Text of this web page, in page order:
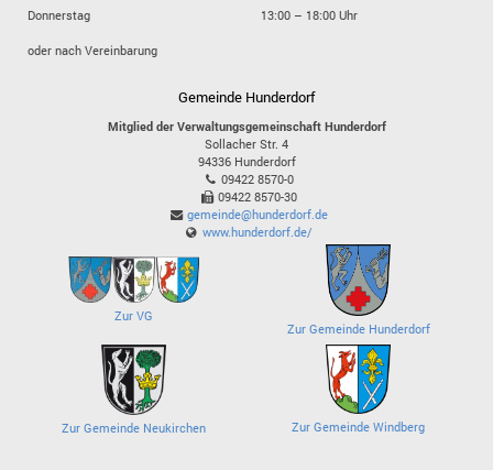
Donnerstag 13:00 – 18:00 Uhr
oder nach Vereinbarung
Gemeinde Hunderdorf
Mitglied der Verwaltungsgemeinschaft Hunderdorf
Sollacher Str. 4
94336 Hunderdorf
09422 8570-0
09422 8570-30
gemeinde@hunderdorf.de
www.hunderdorf.de/
Zur VG
Zur Gemeinde Hunderdorf
Zur Gemeinde Neukirchen Zur Gemeinde Windberg